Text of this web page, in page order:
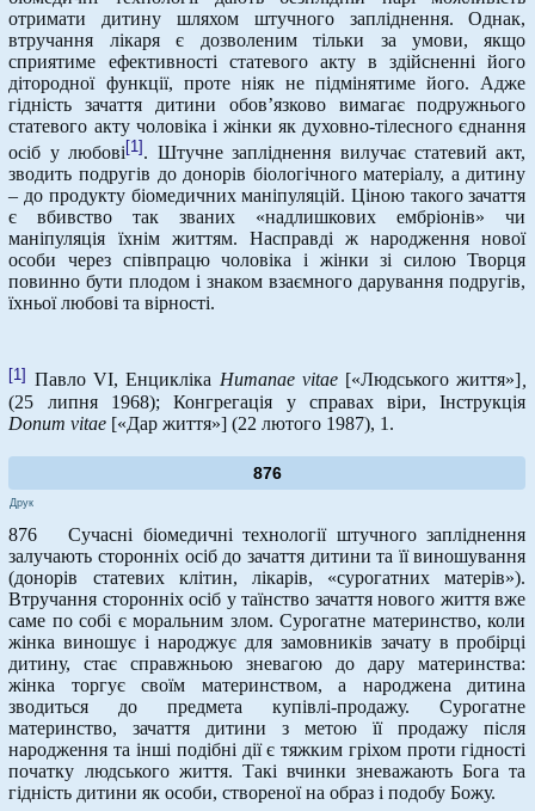
отримати дитину шляхом штучного запліднення. Однак,
втручання лікаря є дозволеним тільки за умови, якщо
сприятиме ефективності статевого акту в здійсненні його
дітородної функції, проте ніяк не підмінятиме його. Адже
гідність зачаття дитини обов’язково вимагає подружнього
статевого акту чоловіка і жінки як духовно-тілесного єднання
осіб у любові [1] . Штучне запліднення вилучає статевий акт,
зводить подругів до донорів біологічного матеріалу, а дитину
– до продукту біомедичних маніпуляцій. Ціною такого зачаття
є вбивство так званих «надлишкових ембріонів» чи
маніпуляція їхнім життям. Насправді ж народження нової
особи через співпрацю чоловіка і жінки зі силою Творця
повинно бути плодом і знаком взаємного дарування подругів,
їхньої любові та вірності.
[1] Павло VI, Енцикліка Humanae vitae[«Людського життя»] ,
(25 липня 1968); Конгрегація у справах віри, Інструкція
Donum vitae [«Дар життя»] (22 лютого 1987), 1.
876
Друк
876 Сучасні біомедичні технології штучного запліднення
залучають сторонніх осіб до зачаття дитини та її виношування
(донорів статевих клітин, лікарів, «сурогатних матерів»).
Втручання сторонніх осіб у таїнство зачаття нового життя вже
саме по собі є моральним злом. Сурогатне материнство, коли
жінка виношує і народжує для замовників зачату в пробірці
дитину, стає справжньою зневагою до дару материнства:
жінка торгує своїм материнством, а народжена дитина
зводиться до предмета купівлі-продажу. Сурогатне
материнство, зачаття дитини з метою її продажу після
народження та інші подібні дії є тяжким гріхом проти гідності
початку людського життя. Такі вчинки зневажають Бога та
гідність дитини як особи, створеної на образ і подобу Божу.